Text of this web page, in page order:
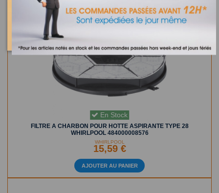
En Stock
FILTRE A CHARBON POUR HOTTE ASPIRANTE TYPE 28
WHIRLPOOL 484000008576
WHIRLPOOL
15,59 €
AJOUTER AU PANIER